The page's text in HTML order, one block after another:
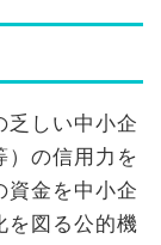
乏しい中小企
）の信用力を
資金を中小企
を図る公的機